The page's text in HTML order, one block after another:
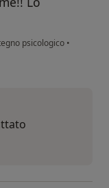
psicologico •